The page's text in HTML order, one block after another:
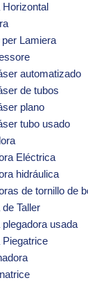
Horizontal
Lamiera
automatizado
de tubos
plano
tubo usado
Eléctrica
hidráulica
de tornillo de
Taller
plegadora usada
Piegatrice